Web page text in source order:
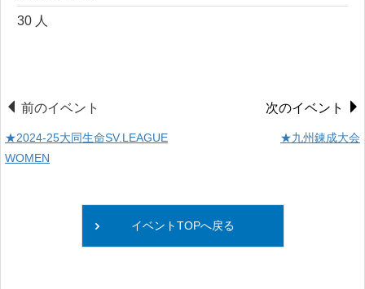
30 人
前のイベント
★2024-25大同生命SV.LEAGUE
WOMEN
次のイベント
★九州錬成大会
イベントTOPへ戻る